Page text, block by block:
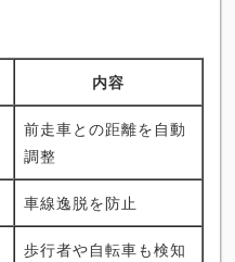
内容
前走車との距離を自動
調整
車線逸脱を防止
歩行者や自転車も検知